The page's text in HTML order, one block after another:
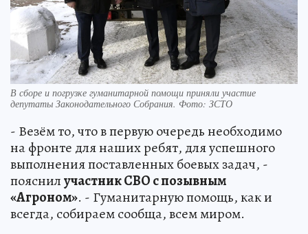
В сборе и погрузке гуманитарной помощи приняли участие
депутаты Законодательного Собрания. Фото: ЗСТО
- Везём то, что в первую очередь необходимо
на фронте для наших ребят, для успешного
выполнения поставленных боевых задач, -
пояснилучастник СВО с позывным
«Агроном». - Гуманитарную помощь, как и
всегда, собираем сообща, всем миром.